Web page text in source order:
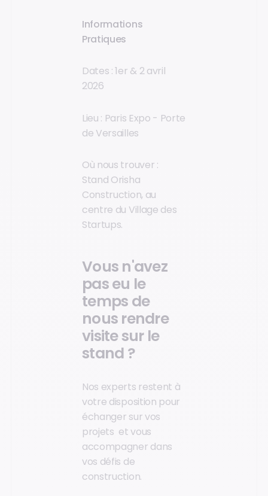
Informations
Pratiques
Dates : 1er & 2 avril
2026
Lieu : Paris Expo - Porte
de Versailles
Où nous trouver :
Stand Orisha
Construction, au
centre du Village des
Startups.
Vous n'avez
pas eu le
temps de
nous rendre
visite sur le
stand ?
Nos experts restent à
votre disposition pour
échanger sur vos
projets et vous
accompagner dans
vos défis de
construction.